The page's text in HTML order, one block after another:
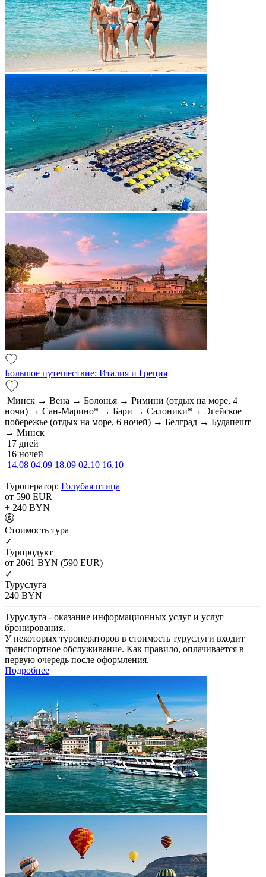
Большое путешествие: Италия и Греция
Минск → Вена → Болонья → Римини (отдых на море, 4
ночи) → Сан-Марино* → Бари → Салоники*→ Эгейское
побережье (отдых на море, 6 ночей) → Белград → Будапешт
→ Минск
17 дней
16 ночей
14.08 04.09 18.09 02.10 16.10
Туроператор: Голубая птица
от 590 EUR
+ 240 BYN
Cтоимость тура
✓
Турпродукт
от 2061 BYN (590 EUR)
✓
Туруслуга
240 BYN
Туруслуга - оказание информационных услуг и услуг
бронирования.
У некоторых туроператоров в стоимость туруслуги входит
транспортное обслуживание. Как правило, оплачивается в
первую очередь после оформления.
Подробнее